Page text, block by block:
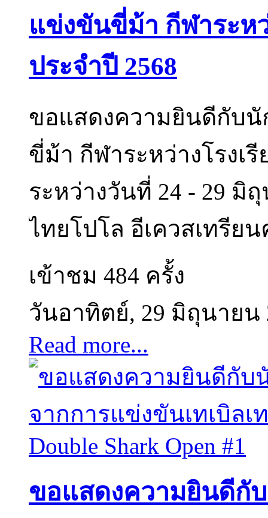
แข่งขันขี่ม้า กีฬาระห
ประจำปี 2568
ขอแสดงความยินดีกับนั
ขี่ม้า กีฬาระหว่างโรงเ
ระหว่างวันที่ 24 - 29
ไทยโปโล อีเควสเทรีย
เข้าชม 484 ครั้ง
วันอาทิตย์, 29 มิถุนายน
Read more...
ขอแสดงความยินดีกับ